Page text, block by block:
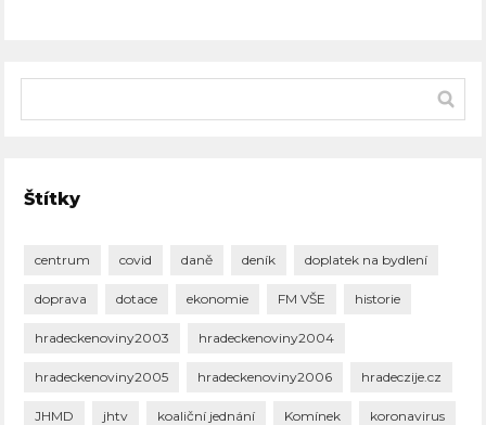
Štítky
centrum covid daně deník doplatek na bydlení
doprava dotace ekonomie FM VŠE historie
hradeckenoviny2003 hradeckenoviny2004
hradeckenoviny2005 hradeckenoviny2006 hradeczije.cz
JHMD jhtv koaliční jednání Komínek koronavirus